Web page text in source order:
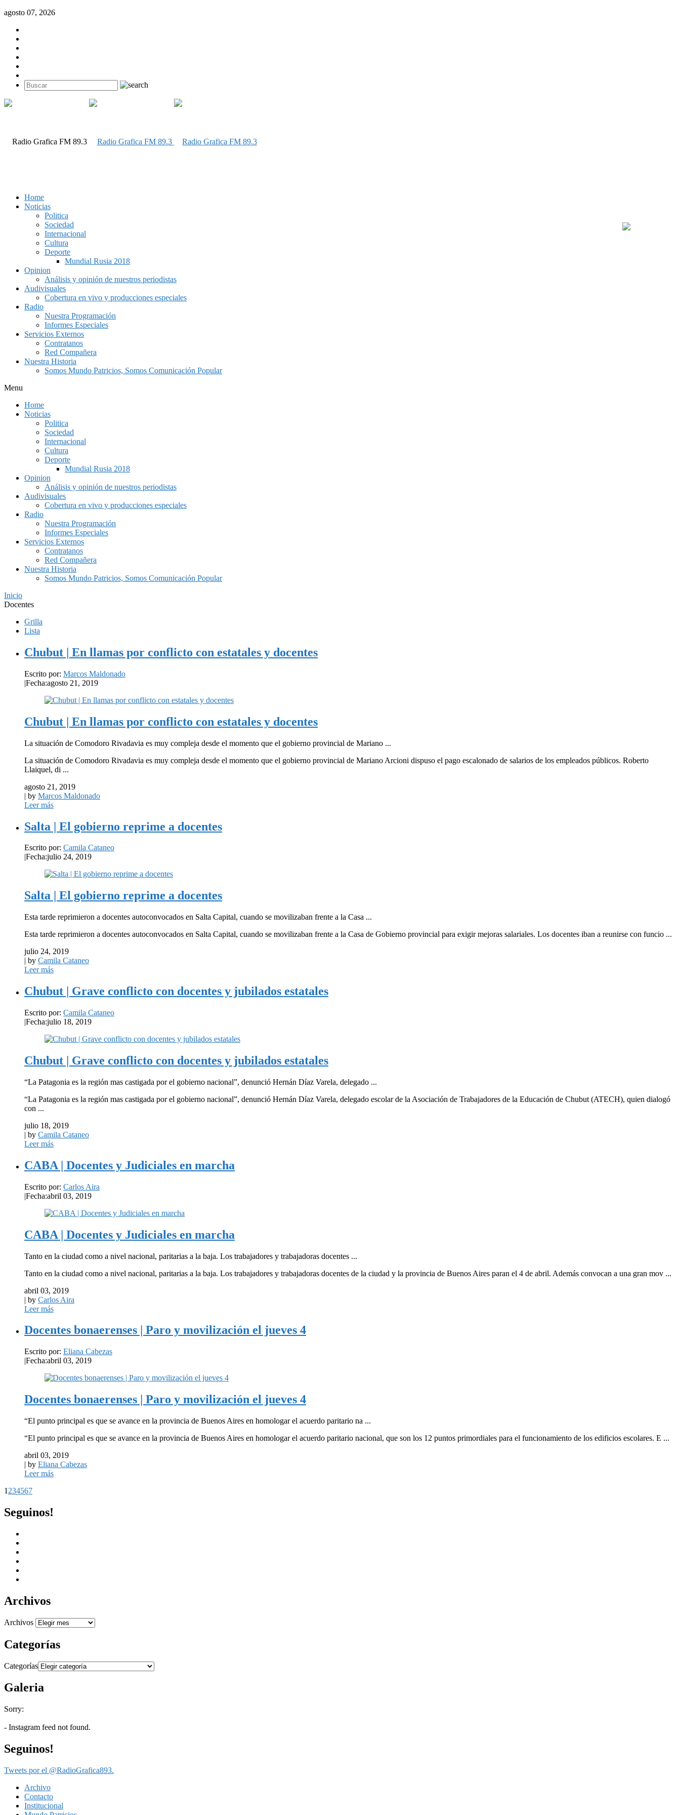
agosto 07, 2026
Home
Noticias
Politica
Sociedad
Internacional
Cultura
Deporte
Mundial Rusia 2018
Opinion
Análisis y opinión de nuestros periodistas
Audivisuales
Cobertura en vivo y producciones especiales
Radio
Nuestra Programación
Informes Especiales
Servicios Externos
Contratanos
Red Compañera
Nuestra Historia
Somos Mundo Patricios, Somos Comunicación Popular
Menu
Home
Noticias
Politica
Sociedad
Internacional
Cultura
Deporte
Mundial Rusia 2018
Opinion
Análisis y opinión de nuestros periodistas
Audivisuales
Cobertura en vivo y producciones especiales
Radio
Nuestra Programación
Informes Especiales
Servicios Externos
Contratanos
Red Compañera
Nuestra Historia
Somos Mundo Patricios, Somos Comunicación Popular
Inicio
Docentes
Grilla
Lista
Chubut | En llamas por conflicto con estatales y docentes
Escrito por: Marcos Maldonado
|Fecha:agosto 21, 2019
Chubut | En llamas por conflicto con estatales y docentes
La situación de Comodoro Rivadavia es muy compleja desde el momento que el gobierno provincial de Mariano ...
La situación de Comodoro Rivadavia es muy compleja desde el momento que el gobierno provincial de Mariano Arcioni dispuso el pago escalonado de salarios de los empleados públicos. Roberto
Llaiquel, di ...
agosto 21, 2019
| by Marcos Maldonado
Leer más
Salta | El gobierno reprime a docentes
Escrito por: Camila Cataneo
|Fecha:julio 24, 2019
Salta | El gobierno reprime a docentes
Esta tarde reprimieron a docentes autoconvocados en Salta Capital, cuando se movilizaban frente a la Casa ...
Esta tarde reprimieron a docentes autoconvocados en Salta Capital, cuando se movilizaban frente a la Casa de Gobierno provincial para exigir mejoras salariales. Los docentes iban a reunirse con funcio ...
julio 24, 2019
| by Camila Cataneo
Leer más
Chubut | Grave conflicto con docentes y jubilados estatales
Escrito por: Camila Cataneo
|Fecha:julio 18, 2019
Chubut | Grave conflicto con docentes y jubilados estatales
“La Patagonia es la región mas castigada por el gobierno nacional”, denunció Hernán Díaz Varela, delegado ...
“La Patagonia es la región mas castigada por el gobierno nacional”, denunció Hernán Díaz Varela, delegado escolar de la Asociación de Trabajadores de la Educación de Chubut (ATECH), quien dialogó
con ...
julio 18, 2019
| by Camila Cataneo
Leer más
CABA | Docentes y Judiciales en marcha
Escrito por: Carlos Aira
|Fecha:abril 03, 2019
CABA | Docentes y Judiciales en marcha
Tanto en la ciudad como a nivel nacional, paritarias a la baja. Los trabajadores y trabajadoras docentes ...
Tanto en la ciudad como a nivel nacional, paritarias a la baja. Los trabajadores y trabajadoras docentes de la ciudad y la provincia de Buenos Aires paran el 4 de abril. Además convocan a una gran mov ...
abril 03, 2019
| by Carlos Aira
Leer más
Docentes bonaerenses | Paro y movilización el jueves 4
Escrito por: Eliana Cabezas
|Fecha:abril 03, 2019
Docentes bonaerenses | Paro y movilización el jueves 4
“El punto principal es que se avance en la provincia de Buenos Aires en homologar el acuerdo paritario na ...
“El punto principal es que se avance en la provincia de Buenos Aires en homologar el acuerdo paritario nacional, que son los 12 puntos primordiales para el funcionamiento de los edificios escolares. E ...
abril 03, 2019
| by Eliana Cabezas
Leer más
1 234567
Seguinos!
Archivos
Archivos
Categorías
Categorías
Galeria
Sorry:
- Instagram feed not found.
Seguinos!
Tweets por el @RadioGrafica893.
Archivo
Contacto
Institucional